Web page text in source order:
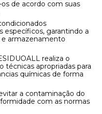
de acordo com suas
garantindo a
armazenamento
realiza o
apropriadas para
químicas de forma
a contaminação do
com as normas